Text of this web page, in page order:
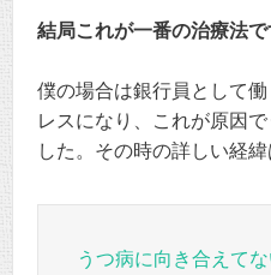
結局これが一番の治療法で
僕の場合は銀行員として
レスになり、これが原因
した。その時の詳しい経緯
うつ病に向き合えて